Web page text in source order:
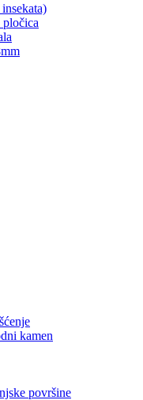
pločica
kamen
površine